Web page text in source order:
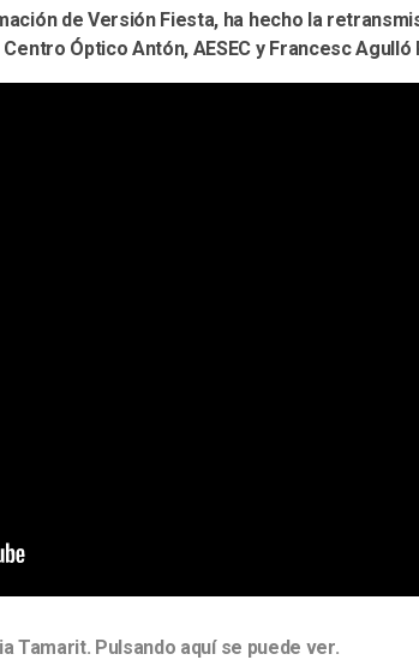
de Versión Fiesta, ha hecho la
Óptico Antón, AESEC y Francesc
Tamarit. Pulsando aquí se puede ver.